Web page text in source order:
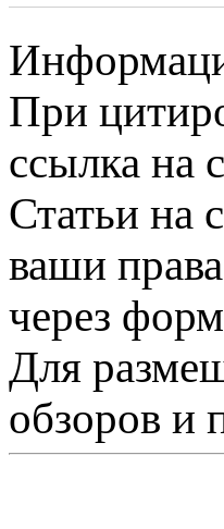
При
ссылка на
Статьи на
ваши
через
Для
обзоров и